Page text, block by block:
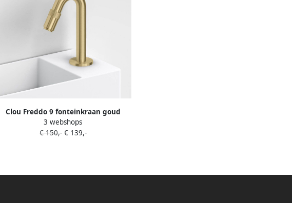
Clou Freddo 9 fonteinkraan goud
geborsteld PVD CL 06.03013.82
3 webshops
€ 150,-€ 139,-